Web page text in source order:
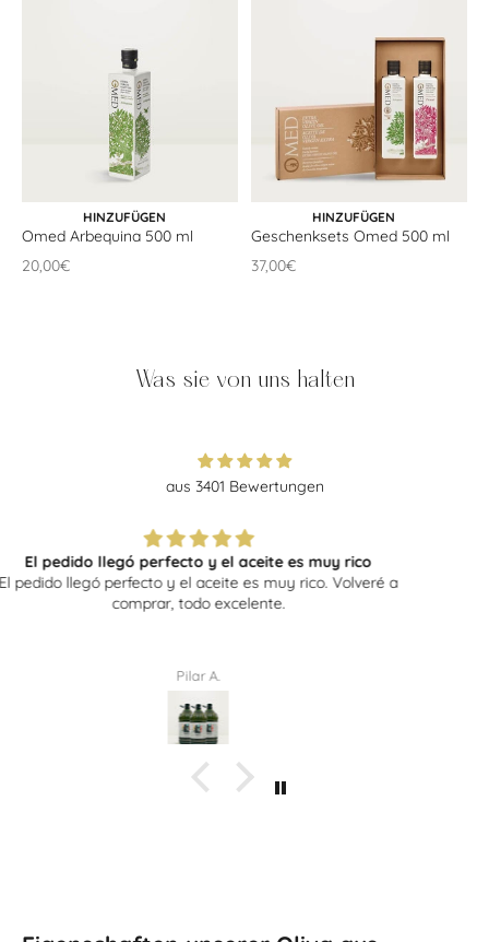
IN DEN WARENKORB
HINZUFÜGEN
Omed Arbequina 500 ml
Angebotspreis
20,00€
IN DEN WARENKORB
HINZUFÜGEN
Geschenksets Omed 500 ml
Angebotspreis
37,00€
Was sie von uns halten
aus 3401 Bewertungen
Excelente
Excelente